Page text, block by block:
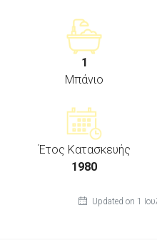
1
Μπάνιο
Έτος Κατασκευής
1980
Updated on 1